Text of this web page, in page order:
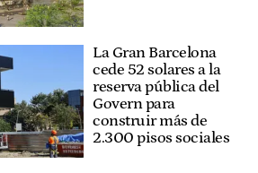
La Gran Barcelona
cede 52 solares a la
reserva pública del
Govern para
construir más de
2.300 pisos sociales